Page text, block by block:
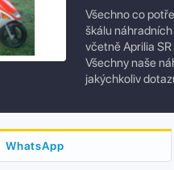
Všechno co
škálu
včetně Aprilia
Všechny naše
jakýchkoliv
WhatsApp